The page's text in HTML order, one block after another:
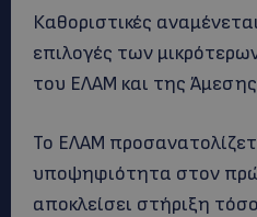
Καθοριστικές
επιλογές των
του ΕΛΑΜ και της
Το ΕΛΑΜ
υποψηφιότητα στον
αποκλείσει στήριξη